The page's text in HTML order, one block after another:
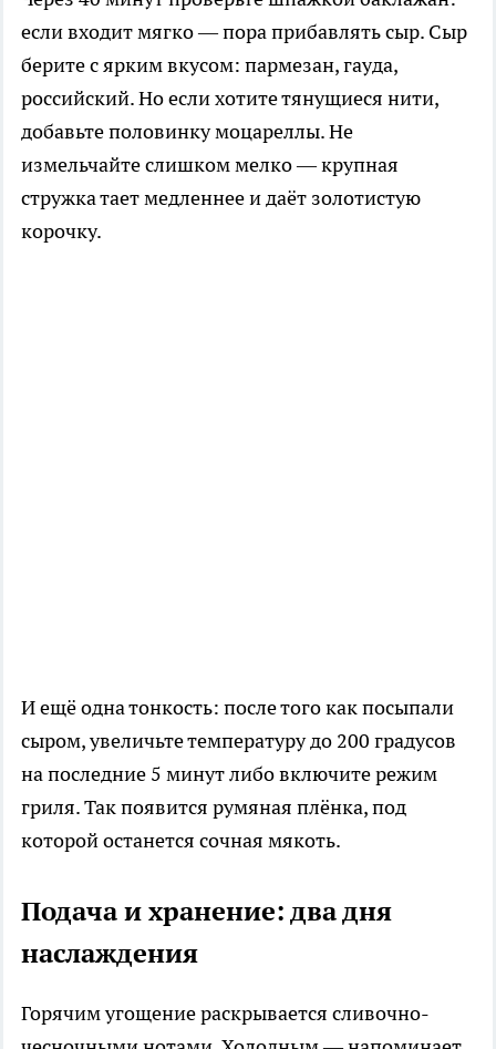
если входит мягко — пора прибавлять сыр. Сыр
берите с ярким вкусом: пармезан, гауда,
российский. Но если хотите тянущиеся нити,
добавьте половинку моцареллы. Не
измельчайте слишком мелко — крупная
стружка тает медленнее и даёт золотистую
корочку.
И ещё одна тонкость: после того как посыпали
сыром, увеличьте температуру до 200 градусов
на последние 5 минут либо включите режим
гриля. Так появится румяная плёнка, под
которой останется сочная мякоть.
Подача и хранение: два дня
наслаждения
Горячим угощение раскрывается сливочно-